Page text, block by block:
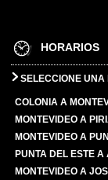
HORARIOS
SELECCIONE UNA
COLONIA A
MONTEVIDEO A
MONTEVIDEO A
PUNTA DEL ESTE
MONTEVIDEO A